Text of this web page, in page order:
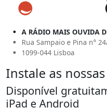
A RÁDIO MAIS OUVIDA
Rua Sampaio e Pina n°
1099-044 Lisboa
Instale as
Disponível
iPad e Android